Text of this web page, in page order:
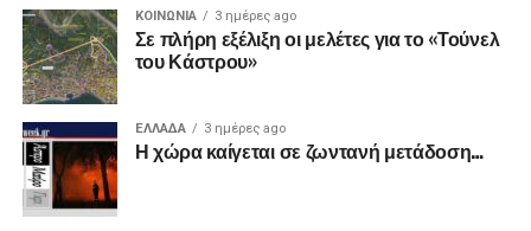
ΚΟΙΝΩΝΙΑ 3 ημέρες ago
Σε πλήρη εξέλιξη οι μελέτες για το «Τούνελ
του Κάστρου»
ΕΛΛΑΔΑ 3 ημέρες ago
Η χώρα καίγεται σε ζωντανή μετάδοση…